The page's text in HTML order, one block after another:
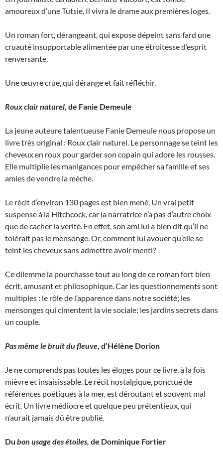
amoureux d’une Tutsie. Il vivra le drame aux premières loges.
Un roman fort, dérangeant, qui expose dépeint sans fard une
cruauté insupportable alimentée par une étroitesse d’esprit
renversante.
Une œuvre crue, qui dérange et fait réfléchir.
Roux clair naturel, de Fanie Demeule
La jeune auteure talentueuse Fanie Demeule nous propose un
livre très original : Roux clair naturel. Le personnage se teint les
cheveux en roux pour garder son copain qui adore les rousses.
Elle multiplie les manigances pour empêcher sa famille et ses
amies de vendre la mèche.
Le récit d’environ 130 pages est bien mené. Un vrai petit
suspense à la Hitchcock, car la narratrice n’a pas d’autre choix
que de cacher la vérité. En effet, son ami lui a bien dit qu’il ne
tolérait pas le mensonge. Or, comment lui avouer qu’elle se
teint les cheveux sans admettre avoir menti?
Ce dilemme la pourchasse tout au long de ce roman fort bien
écrit, amusant et philosophique. Car les questionnements sont
multiples : le rôle de l’apparence dans notre société; les
mensonges qui cimentent la vie sociale; les jardins secrets dans
un couple.
Pas même le bruit du fleuve, d’Hélène Dorion
Je ne comprends pas toutes les éloges pour ce livre, à la fois
mièvre et insaisissable. Le récit nostalgique, ponctué de
références poétiques à la mer, est déroutant et souvent mal
écrit. Un livre médiocre et quelque peu prétentieux, qui
n’aurait jamais dû être publié.
Du bon usage des étoiles, de Dominique Fortier